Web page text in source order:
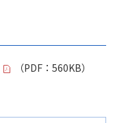
（PDF：560KB）